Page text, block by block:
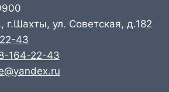
г.Шахты, ул. Советская, д.182
43
164-22-43